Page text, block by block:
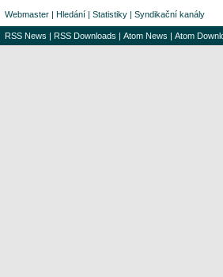
Webmaster | Hledání | Statistiky | Syndikační kanály
RSS News | RSS Downloads | Atom News | Atom